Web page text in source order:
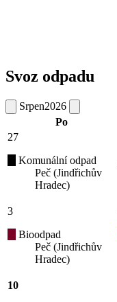
Svoz odpadu
Srpen2026
Po
27
Komunální odpad
Peč (Jindřichův
Hradec)
3
Bioodpad
Peč (Jindřichův
Hradec)
10